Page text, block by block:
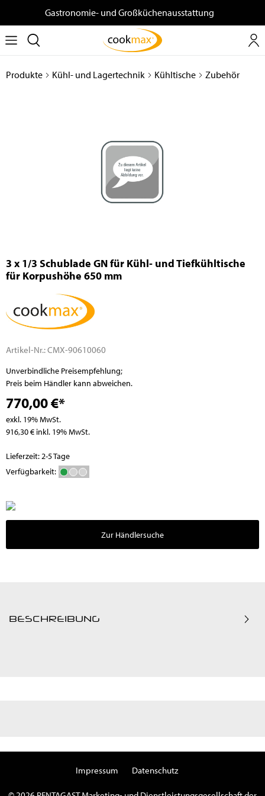
Gastronomie- und Großküchenausstattung
Produkte Kühl- und Lagertechnik Kühltische Zubehör
3 x 1/3 Schublade GN für Kühl- und Tiefkühltische
für Korpushöhe 650 mm
Artikel-Nr.:CMX-90610060
Unverbindliche Preisempfehlung;
Preis beim Händler kann abweichen.
770,00 €*
exkl. 19% MwSt.
916,30 € inkl. 19% MwSt.
Lieferzeit: 2-5 Tage
Verfügbarkeit:
Zur Händlersuche
BESCHREIBUNG
Impressum Datenschutz